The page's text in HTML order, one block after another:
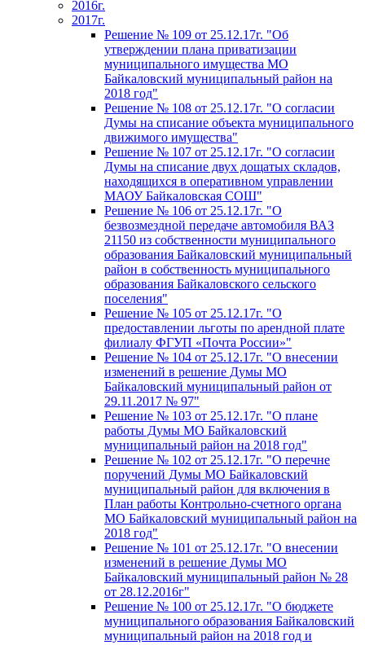
2016г.
2017г.
Решение № 109 от 25.12.17г. "Об
утверждении плана приватизации
муниципального имущества МО
Байкаловский муниципальный район на
2018 год"
Решение № 108 от 25.12.17г. "О согласии
Думы на списание объекта муниципального
движимого имущества"
Решение № 107 от 25.12.17г. "О согласии
Думы на списание двух дощатых складов,
находящихся в оперативном управлении
МАОУ Байкаловская СОШ"
Решение № 106 от 25.12.17г. "О
безвозмездной передаче автомобиля ВАЗ
21150 из собственности муниципального
образования Байкаловский муниципальный
район в собственность муниципального
образования Байкаловского сельского
поселения"
Решение № 105 от 25.12.17г. "О
предоставлении льготы по арендной плате
филиалу ФГУП «Почта России»"
Решение № 104 от 25.12.17г. "О внесении
изменений в решение Думы МО
Байкаловский муниципальный район от
29.11.2017 № 97"
Решение № 103 от 25.12.17г. "О плане
работы Думы МО Байкаловский
муниципальный район на 2018 год"
Решение № 102 от 25.12.17г. "О перечне
поручений Думы МО Байкаловский
муниципальный район для включения в
План работы Контрольно-счетного органа
МО Байкаловский муниципальный район на
2018 год"
Решение № 101 от 25.12.17г. "О внесении
изменений в решение Думы МО
Байкаловский муниципальный район № 28
от 28.12.2016г"
Решение № 100 от 25.12.17г. "О бюджете
муниципального образования Байкаловский
муниципальный район на 2018 год и